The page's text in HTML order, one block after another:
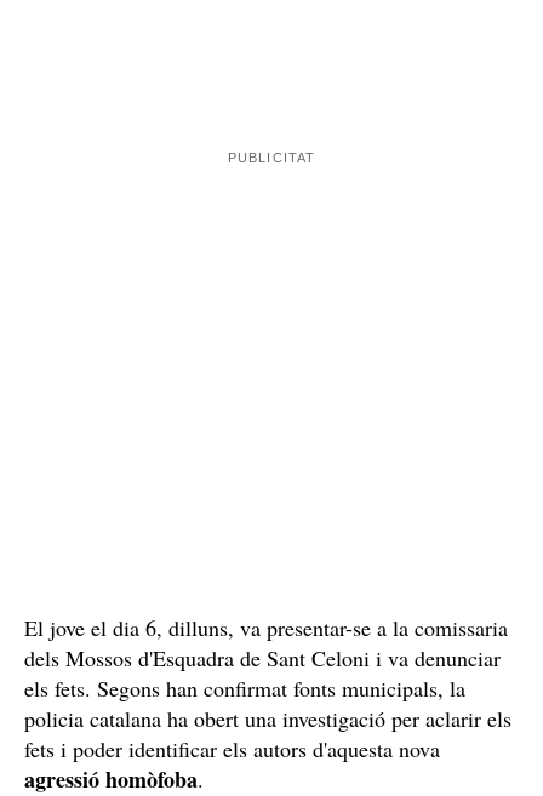
El jove el dia 6, dilluns, va presentar-se a la comissaria
dels Mossos d'Esquadra de Sant Celoni i va denunciar
els fets. Segons han confirmat fonts municipals, la
policia catalana ha obert una investigació per aclarir els
fets i poder identificar els autors d'aquesta nova
agressió homòfoba.